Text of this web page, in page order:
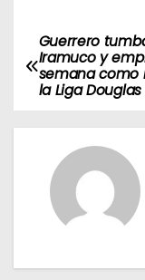
N
a
v
Guerrero
Iramuco y
semana como
la Liga Douglas